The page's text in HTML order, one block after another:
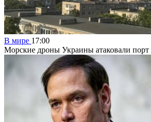
В мире 17:00
Морские дроны Украины атаковали